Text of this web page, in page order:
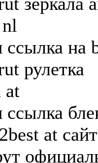
ссылка на
рулетка
at
ссылка
at сайт